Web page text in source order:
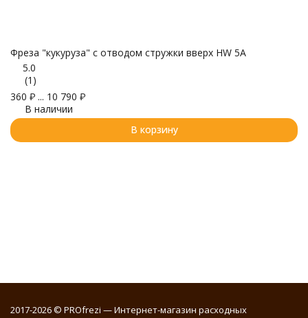
Фреза "кукуруза" с отводом стружки вверх HW 5A
5.0
(1)
360 ₽ ... 10 790 ₽
В наличии
В корзину
2017-2026 © PROfrezi — Интернет-магазин расходных